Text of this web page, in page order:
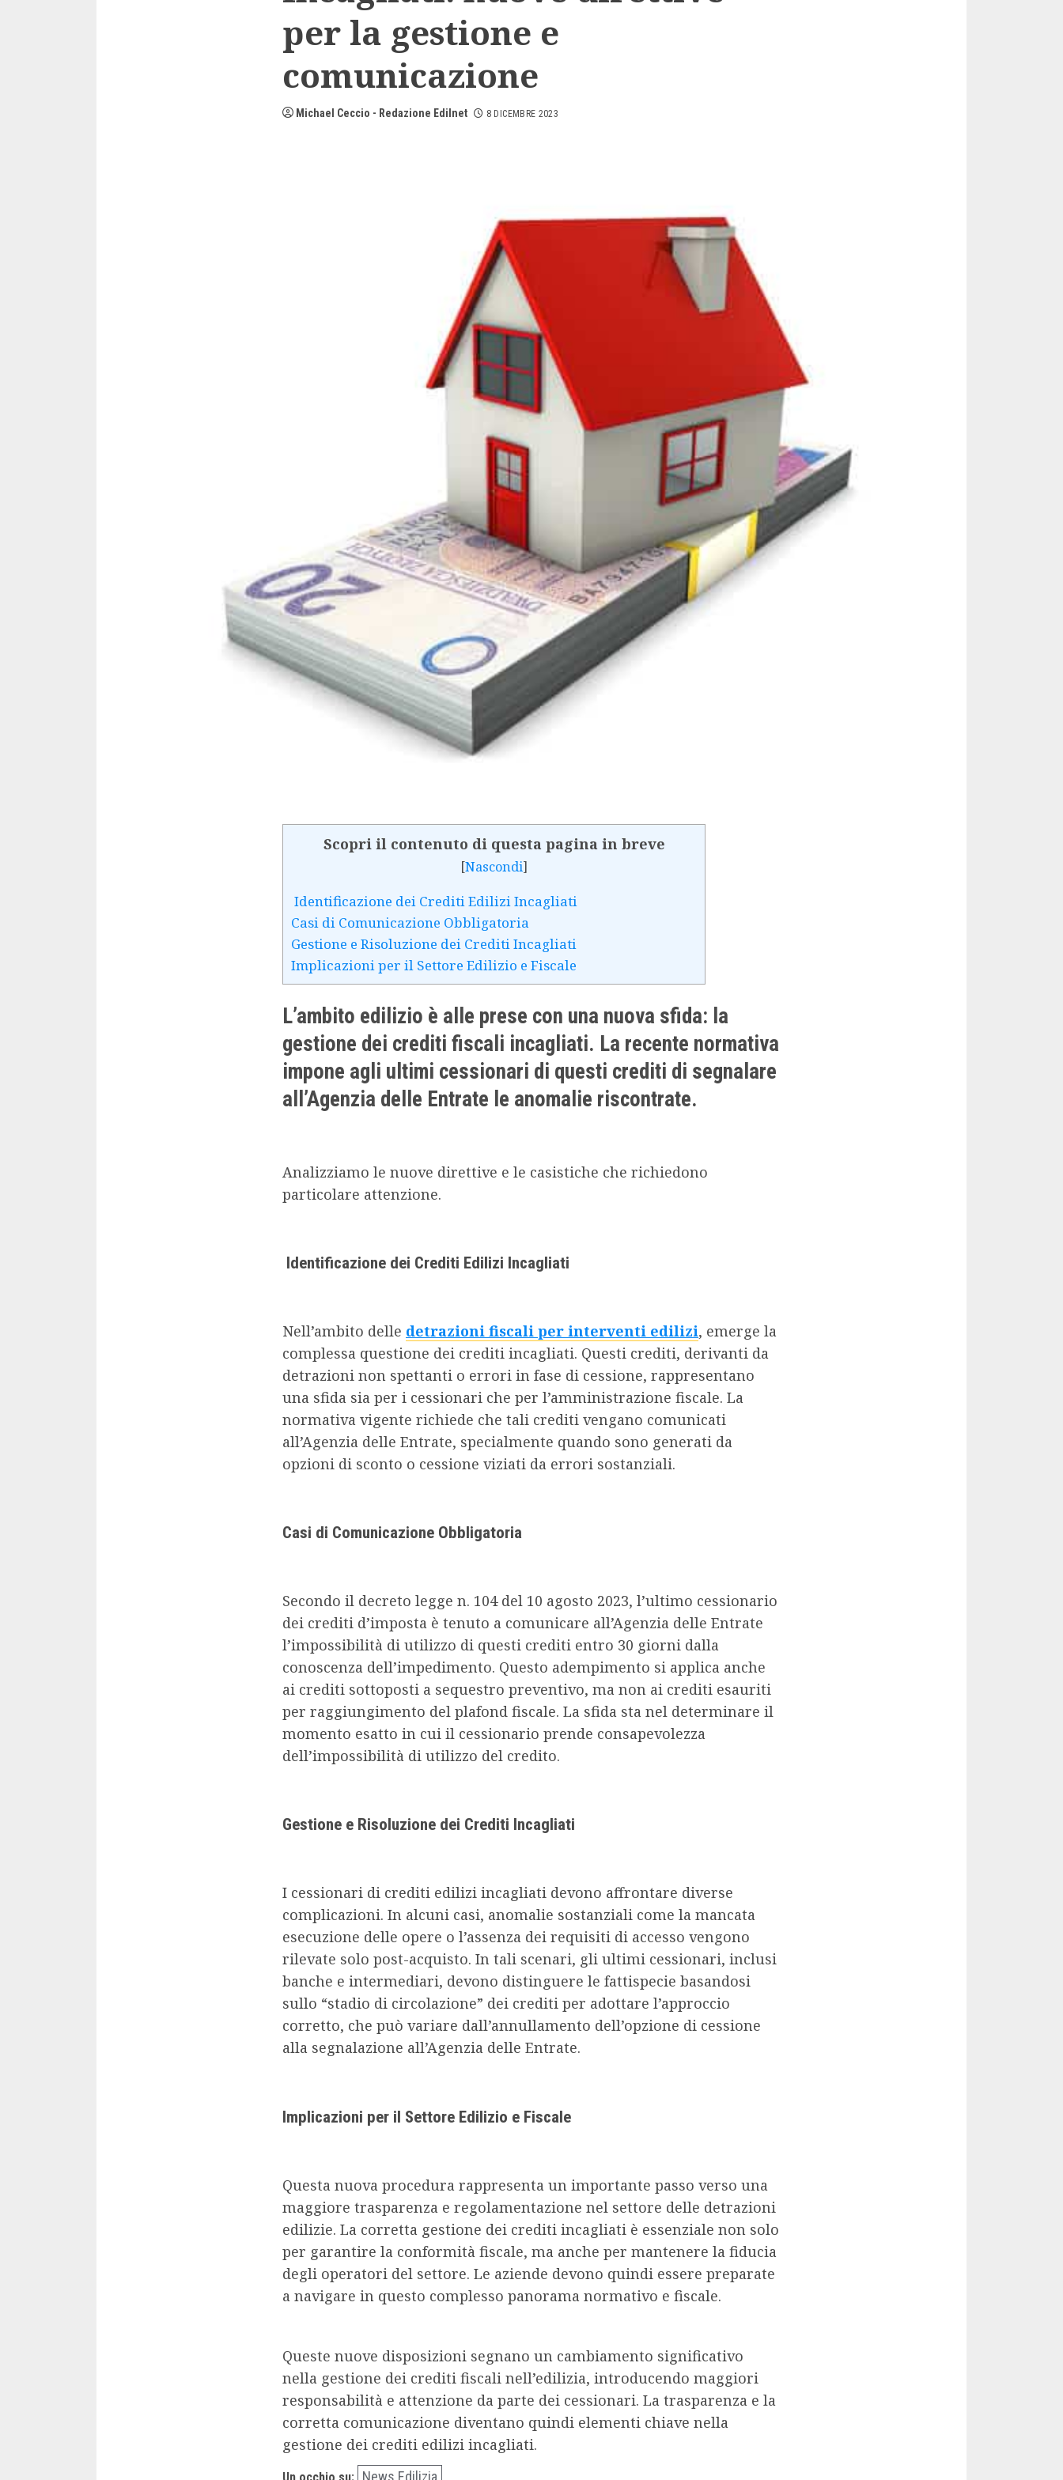
per la gestione e
comunicazione
Michael Ceccio - Redazione Edilnet 8 DICEMBRE 2023
Scopri il contenuto di questa pagina in breve
[Nascondi]
Identificazione dei Crediti Edilizi Incagliati
Casi di Comunicazione Obbligatoria
Gestione e Risoluzione dei Crediti Incagliati
Implicazioni per il Settore Edilizio e Fiscale
L’ambito edilizio è alle prese con una nuova sfida: la
gestione dei crediti fiscali incagliati. La recente normativa
impone agli ultimi cessionari di questi crediti di segnalare
all’Agenzia delle Entrate le anomalie riscontrate.
Analizziamo le nuove direttive e le casistiche che richiedono
particolare attenzione.
Identificazione dei Crediti Edilizi Incagliati
Nell’ambito delle detrazioni fiscali per interventi edilizi, emerge la
complessa questione dei crediti incagliati. Questi crediti, derivanti da
detrazioni non spettanti o errori in fase di cessione, rappresentano
una sfida sia per i cessionari che per l’amministrazione fiscale. La
normativa vigente richiede che tali crediti vengano comunicati
all’Agenzia delle Entrate, specialmente quando sono generati da
opzioni di sconto o cessione viziati da errori sostanziali.
Casi di Comunicazione Obbligatoria
Secondo il decreto legge n. 104 del 10 agosto 2023, l’ultimo cessionario
dei crediti d’imposta è tenuto a comunicare all’Agenzia delle Entrate
l’impossibilità di utilizzo di questi crediti entro 30 giorni dalla
conoscenza dell’impedimento. Questo adempimento si applica anche
ai crediti sottoposti a sequestro preventivo, ma non ai crediti esauriti
per raggiungimento del plafond fiscale. La sfida sta nel determinare il
momento esatto in cui il cessionario prende consapevolezza
dell’impossibilità di utilizzo del credito.
Gestione e Risoluzione dei Crediti Incagliati
I cessionari di crediti edilizi incagliati devono affrontare diverse
complicazioni. In alcuni casi, anomalie sostanziali come la mancata
esecuzione delle opere o l’assenza dei requisiti di accesso vengono
rilevate solo post-acquisto. In tali scenari, gli ultimi cessionari, inclusi
banche e intermediari, devono distinguere le fattispecie basandosi
sullo “stadio di circolazione” dei crediti per adottare l’approccio
corretto, che può variare dall’annullamento dell’opzione di cessione
alla segnalazione all’Agenzia delle Entrate.
Implicazioni per il Settore Edilizio e Fiscale
Questa nuova procedura rappresenta un importante passo verso una
maggiore trasparenza e regolamentazione nel settore delle detrazioni
edilizie. La corretta gestione dei crediti incagliati è essenziale non solo
per garantire la conformità fiscale, ma anche per mantenere la fiducia
degli operatori del settore. Le aziende devono quindi essere preparate
a navigare in questo complesso panorama normativo e fiscale.
Queste nuove disposizioni segnano un cambiamento significativo
nella gestione dei crediti fiscali nell’edilizia, introducendo maggiori
responsabilità e attenzione da parte dei cessionari. La trasparenza e la
corretta comunicazione diventano quindi elementi chiave nella
gestione dei crediti edilizi incagliati.
Un occhio su: News Edilizia